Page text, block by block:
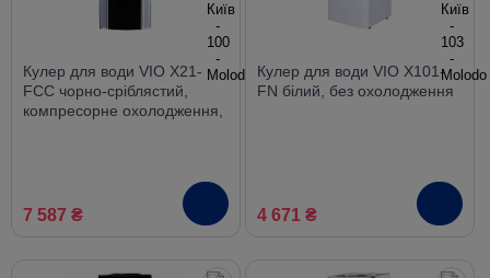
Кулер для води VIO Х21-
FCC чорно-сріблястий,
компресорне охолодження,
7 587 ₴
Кулер для води VIO X101-
FN білий, без охолодження
4 671 ₴